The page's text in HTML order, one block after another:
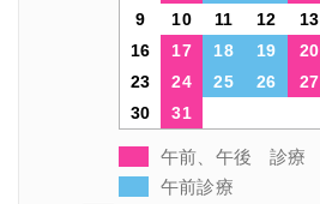
9
10 11 12 13
16
17 18 19 20
23
24 25 26 27
30
31
午前、午後 診療
午前診療